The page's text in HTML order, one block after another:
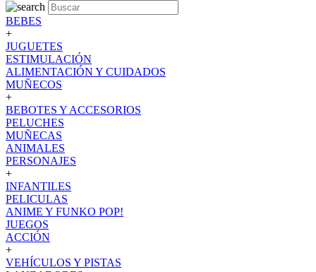
BEBES
+
JUGUETES
ESTIMULACIÓN
ALIMENTACIÓN Y CUIDADOS
MUÑECOS
+
BEBOTES Y ACCESORIOS
PELUCHES
MUÑECAS
ANIMALES
PERSONAJES
+
INFANTILES
PELICULAS
ANIME Y FUNKO POP!
JUEGOS
ACCIÓN
+
VEHÍCULOS Y PISTAS